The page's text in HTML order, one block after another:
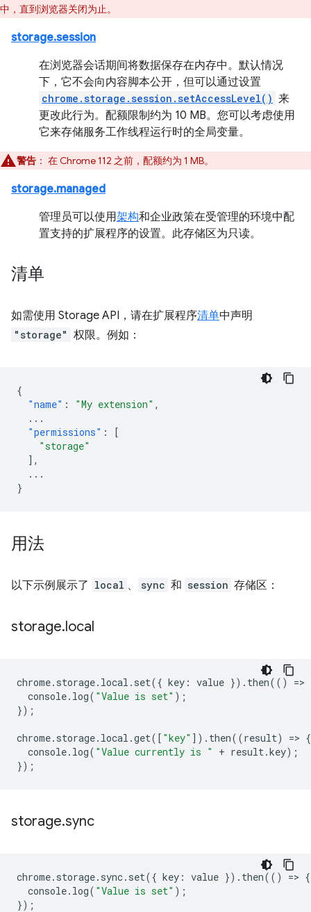
中，直到浏览器关闭为止。
storage.session
在浏览器会话期间将数据保存在内存中。默认情况
下，它不会向内容脚本公开，但可以通过设置
chrome.storage.session.setAccessLevel() 来
更改此行为。配额限制约为 10 MB。您可以考虑使用
它来存储服务工作线程运行时的全局变量。
警告 ： 在 Chrome 112 之前，配额约为 1 MB。
storage.managed
管理员可以使用架构和企业政策在受管理的环境中配
置支持的扩展程序的设置。此存储区为只读。
清单
如需使用 Storage API，请在扩展程序清单中声明
"storage" 权限。例如：
{
"name" : "My extension" ,
...
"permissions" :
[
"storage"
],
...
}
用法
以下示例展示了 local 、 sync 和 session 存储区：
storage.local
chrome. storage. local . set({ key : value }). then(() =>
console. log( "Value is set" );
});
chrome. storage. local .get([ "key" ]). then((result) => {
console. log( "Value currently is " + result.key);
});
storage.sync
chrome. storage. sync. set({ key : value }). then(() => {
console. log( "Value is set" );
});